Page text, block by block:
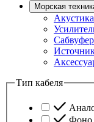
Морская
Акустика
Тип кабеля